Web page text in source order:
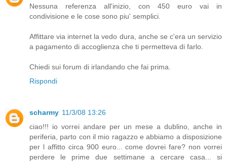
Nessuna referenza all'inizio, con 450 euro vai in
condivisione e le cose sono piu' semplici.
Affittare via internet la vedo dura, anche se c'era un servizio
a pagamento di accoglienza che ti permetteva di farlo.
Chiedi sui forum di irlandando che fai prima.
Rispondi
scharmy 11/3/08 13:26
ciao!!! io vorrei andare per un mese a dublino, anche in
periferia, parto con il mio ragazzo e abbiamo a disposizione
per l affitto circa 900 euro... come dovrei fare? non vorrei
perdere le prime due settimane a cercare casa... si